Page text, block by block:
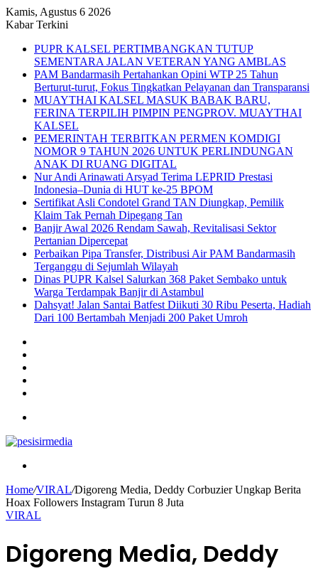
Kamis, Agustus 6 2026
Kabar Terkini
PUPR KALSEL PERTIMBANGKAN TUTUP
SEMENTARA JALAN VETERAN YANG AMBLAS
PAM Bandarmasih Pertahankan Opini WTP 25 Tahun
Berturut-turut, Fokus Tingkatkan Pelayanan dan Transparansi
MUAYTHAI KALSEL MASUK BABAK BARU,
FERINA TERPILIH PIMPIN PENGPROV. MUAYTHAI
KALSEL
PEMERINTAH TERBITKAN PERMEN KOMDIGI
NOMOR 9 TAHUN 2026 UNTUK PERLINDUNGAN
ANAK DI RUANG DIGITAL
Nur Andi Arinawati Arsyad Terima LEPRID Prestasi
Indonesia–Dunia di HUT ke-25 BPOM
Sertifikat Asli Condotel Grand TAN Diungkap, Pemilik
Klaim Tak Pernah Dipegang Tan
Banjir Awal 2026 Rendam Sawah, Revitalisasi Sektor
Pertanian Dipercepat
Perbaikan Pipa Transfer, Distribusi Air PAM Bandarmasih
Terganggu di Sejumlah Wilayah
Dinas PUPR Kalsel Salurkan 368 Paket Sembako untuk
Warga Terdampak Banjir di Astambul
Dahsyat! Jalan Santai Batfest Diikuti 30 Ribu Peserta, Hadiah
Dari 100 Bertambah Menjadi 200 Paket Umroh
Home/VIRAL/Digoreng Media, Deddy Corbuzier Ungkap Berita
Hoax Followers Instagram Turun 8 Juta
VIRAL
Digoreng Media, Deddy